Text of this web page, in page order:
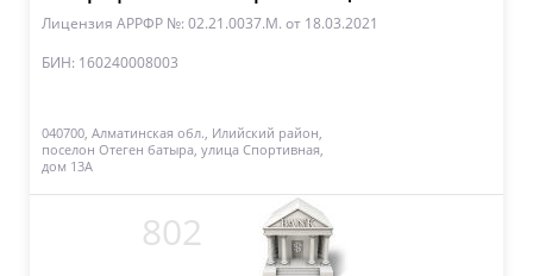
Лицензия АРРФР №: 02.21.0037.M. от 18.03.2021
БИН: 160240008003
040700, Алматинская обл., Илийский район,
поселон Отеген батыра, улица Спортивная,
дом 13А
802